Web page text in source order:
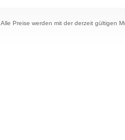
Alle Preise werden mit der derzeit gültigen